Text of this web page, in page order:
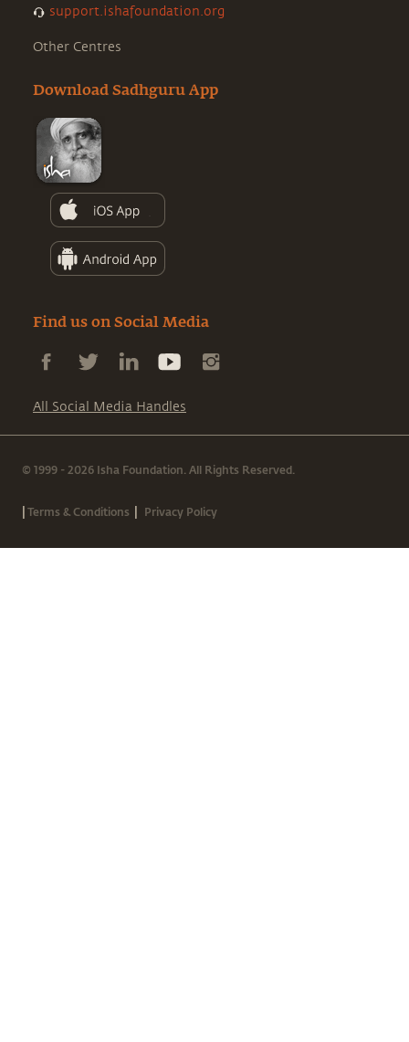
support.ishafoundation.org
Other Centres
Download Sadhguru App
Find us on Social Media
All Social Media Handles
© 1999 - 2026 Isha Foundation. All Rights Reserved.
|Terms & Conditions | Privacy Policy